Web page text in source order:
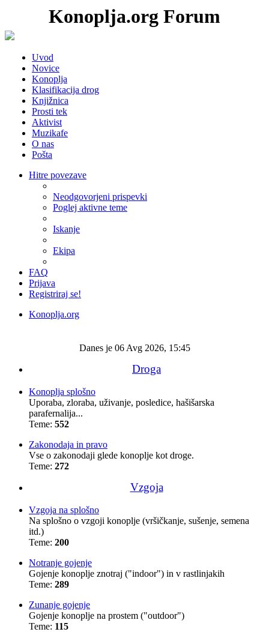
Konoplja.org Forum
Uvod
Novice
Konoplja
Klasifikacija drog
Knjižnica
Prosti tek
Aktivist
Muzikafe
O nas
Pošta
Hitre povezave
Neodgovorjeni prispevki
Poglej aktivne teme
Iskanje
Ekipa
FAQ
Prijava
Registriraj se!
Konoplja.org
Danes je 06 Avg 2026, 15:45
Droga
Konoplja splošno
Uporaba, zloraba, uživanje, posledice, hašišarska
parafernalija...
Teme: 552
Zakonodaja in pravo
Vse o zakonodaji glede konoplje kot droge.
Teme: 272
Vzgoja
Vzgoja na splošno
Na splošno o vzgoji konoplje (vršičkanje, sušenje, semena
itd.)
Teme: 200
Notranje gojenje
Gojenje konoplje znotraj ("indoor") in v rastlinjakih
Teme: 289
Zunanje gojenje
Gojenje konoplje na prostem ("outdoor")
Teme: 115